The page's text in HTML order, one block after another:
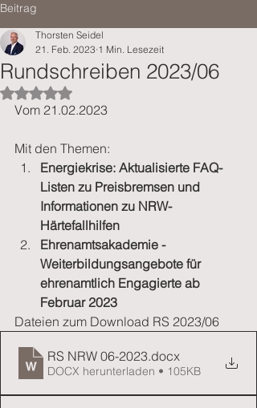
Beitrag
Rundschreiben 2023/06
Thorsten Seidel
21. Feb. 2023 1 Min. Lesezeit
Mit NaN von 5 Sternen bewertet.
Vom 21.02.2023
Mit den Themen:
Energiekrise: Aktualisierte FAQ-
Listen zu Preisbremsen und
Informationen zu NRW-
Härtefallhilfen
Ehrenamtsakademie -
Weiterbildungsangebote für
ehrenamtlich Engagierte ab
Februar 2023
Dateien zum Download RS 2023/06
RS NRW 06-2023.docx
DOCX herunterladen • 105KB